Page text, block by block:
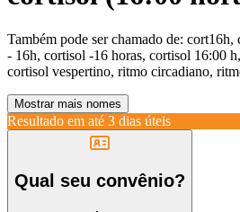
Também pode ser chamado de: cort16h,
- 16h, cortisol -16 horas, cortisol 16:00
cortisol vespertino, ritmo circadiano,
Mostrar mais nomes
Resultado em até 3 dias úteis
Qual seu convênio?